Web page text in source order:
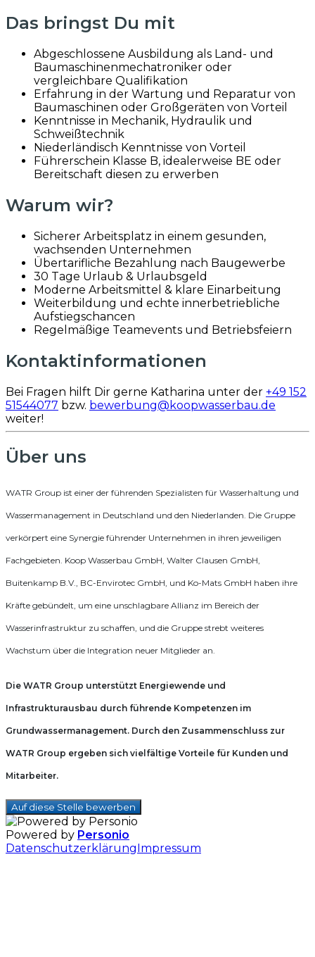
Das bringst Du mit
Abgeschlossene Ausbildung als Land- und
Baumaschinenmechatroniker oder
vergleichbare Qualifikation
Erfahrung in der Wartung und Reparatur von
Baumaschinen oder Großgeräten von Vorteil
Kenntnisse in Mechanik, Hydraulik und
Schweißtechnik
Niederländisch Kenntnisse von Vorteil
Führerschein Klasse B, idealerweise BE oder
Bereitschaft diesen zu erwerben
Warum wir?
Sicherer Arbeitsplatz in einem gesunden,
wachsenden Unternehmen
Übertarifliche Bezahlung nach Baugewerbe
30 Tage Urlaub & Urlaubsgeld
Moderne Arbeitsmittel & klare Einarbeitung
Weiterbildung und echte innerbetriebliche
Aufstiegschancen
Regelmäßige Teamevents und Betriebsfeiern
Kontaktinformationen
Bei Fragen hilft Dir gerne Katharina unter der +49 152
51544077 bzw. bewerbung@koopwasserbau.de
weiter!
Über uns
WATR Group ist einer der führenden Spezialisten für Wasserhaltung und
Wassermanagement in Deutschland und den Niederlanden. Die Gruppe
verkörpert eine Synergie führender Unternehmen in ihren jeweiligen
Fachgebieten. Koop Wasserbau GmbH, Walter Clausen GmbH,
Buitenkamp B.V., BC-Envirotec GmbH, und Ko-Mats GmbH haben ihre
Kräfte gebündelt, um eine unschlagbare Allianz im Bereich der
Wasserinfrastruktur zu schaffen, und die Gruppe strebt weiteres
Wachstum über die Integration neuer Mitglieder an.
Die WATR Group unterstützt Energiewende und
Infrastrukturausbau durch führende Kompetenzen im
Grundwassermanagement. Durch den Zusammenschluss zur
WATR Group ergeben sich vielfältige Vorteile für Kunden und
Mitarbeiter.
Auf diese Stelle bewerben
Powered by Personio
DatenschutzerklärungImpressum